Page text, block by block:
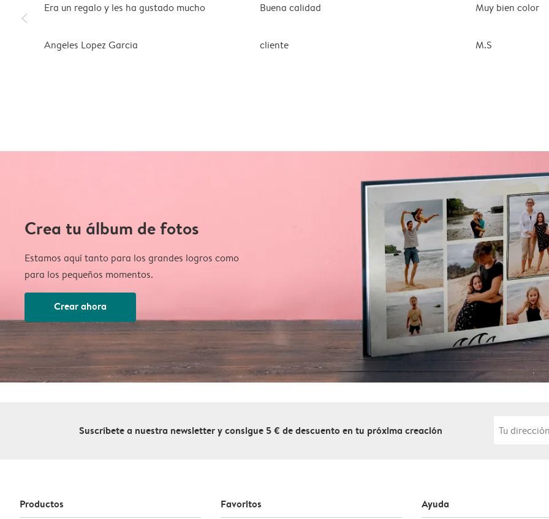
slim_arrow_left
Era un regalo y les ha gustado mucho
Angeles Lopez Garcia
Buena calidad
cliente
Muy bien color
M.S
Crea tu álbum de fotos
Estamos aquí tanto para los grandes logros como
para los pequeños momentos.
Crear ahora
Suscríbete a nuestra newsletter y consigue 5 € de descuento en tu próxima creación
Productos Favoritos Ayuda